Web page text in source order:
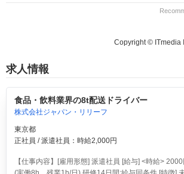
Copyright © ITmedia
求人情報
食品・飲料業界の8t配送ドライバー
株式会社ジャパン・リリーフ
東京都
正社員 / 派遣社員：時給2,000円
【仕事内容】[雇用形態] 派遣社員 [給与] <時給>